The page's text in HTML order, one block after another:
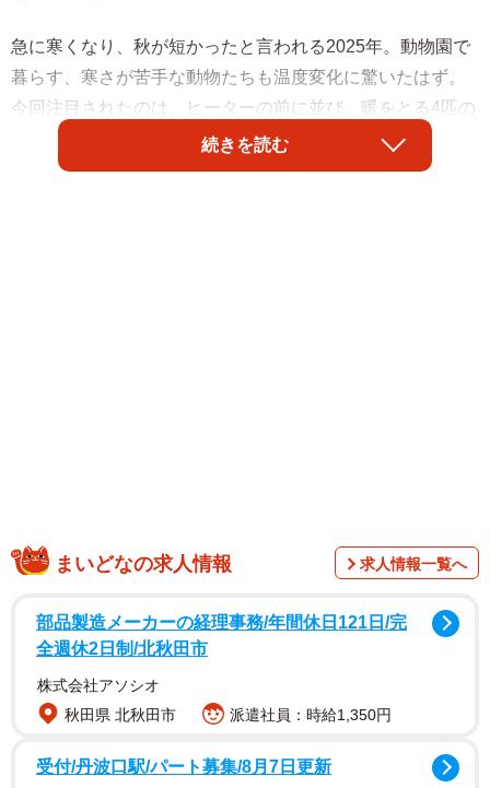
急に寒くなり、秋が短かったと言われる2025年。動物園で
暮らす、寒さが苦手な動物たちも温度変化に驚いたはず。
今回注目されたのは、ヒーターの前に並び、暖をとる4匹の
ワオキツネザルの写真。
ヒーター前に集まった4匹のワオキツネザル 写真提供：日本モンキーセ
ンター
続きを読む
まいどなの求人情報 求人情報一覧へ
部品製造メーカーの経理事務/年間休日121日/完
全週休2日制/北秋田市
株式会社アソシオ
秋田県 北秋田市
派遣社員：時給1,350円
受付/丹波口駅/パート募集/8月7日更新